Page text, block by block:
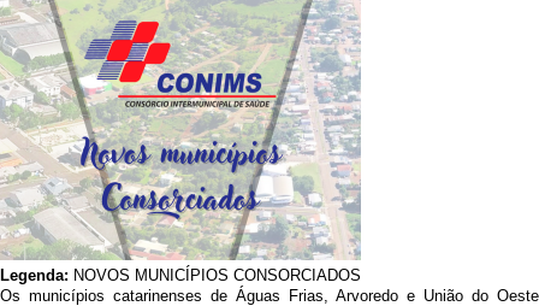
Legenda: NOVOS MUNICÍPIOS CONSORCIADOS
Os municípios catarinenses de Águas Frias, Arvoredo e União do Oeste